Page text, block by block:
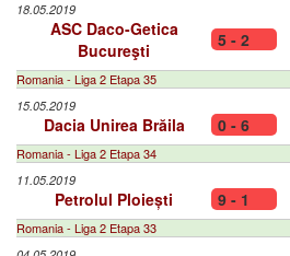
18.05.2019
ASC Daco-Getica
Bucureşti
5 - 2
Romania - Liga 2 Etapa 35
15.05.2019
Dacia Unirea Brăila 0 - 6
Romania - Liga 2 Etapa 34
11.05.2019
Petrolul Ploiești 9 - 1
Romania - Liga 2 Etapa 33